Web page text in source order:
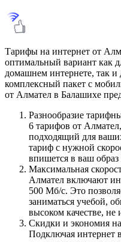
Тарифы на интернет от
оптимальный вариант как
домашнем интернете, так и
комплексный пакет с
от Алмател в Балашихе
Разнообразие
6 тарифов от
подходящий для
тариф с нужной
впишется в ваш
Максимальная
Алмател включают
500 Мб/с. Это
заниматься учебой,
высоком качестве, не
Скидки и экономия
Подключая интернет